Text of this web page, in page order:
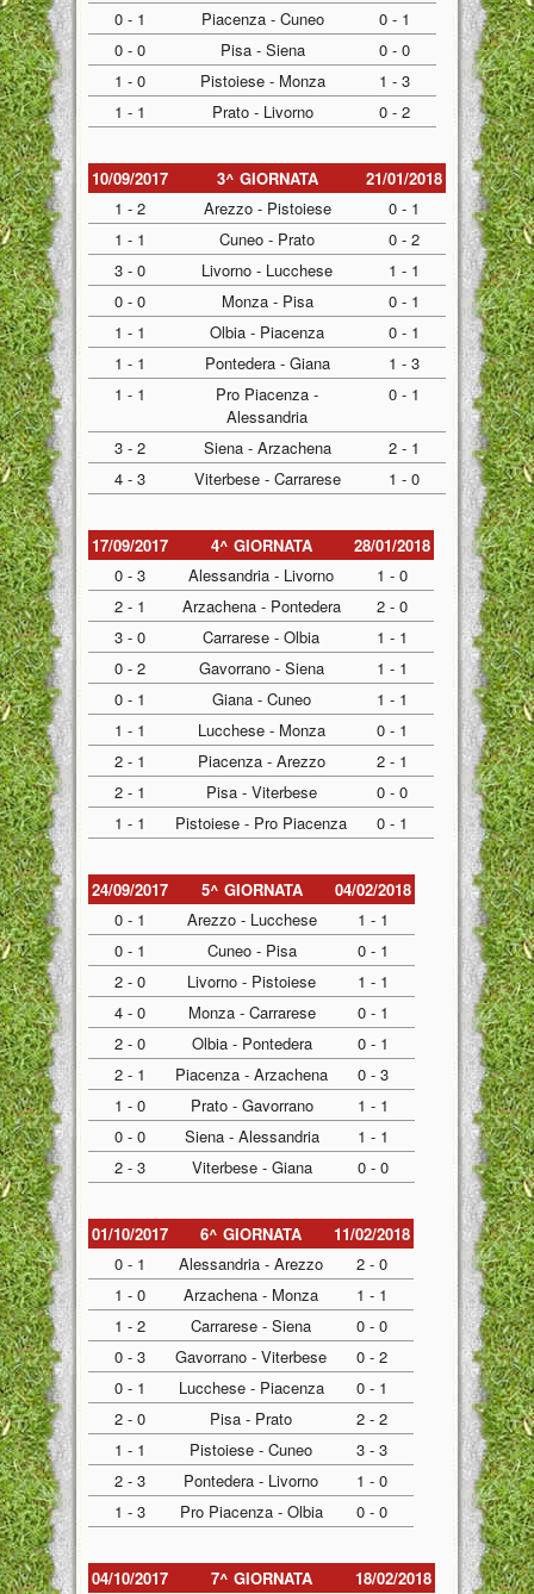
0 - 1
Piacenza - Cuneo
0 - 1
0 - 0
Pisa - Siena
0 - 0
1 - 0
Pistoiese - Monza
1 - 3
1 - 1
Prato - Livorno 0 - 2
10/09/2017 3^ GIORNATA
21/01/2018
1 - 2
Arezzo - Pistoiese
0 - 1
1 - 1
Cuneo - Prato
0 - 2
3 - 0
Livorno - Lucchese
1 - 1
0 - 0
Monza - Pisa
0 - 1
1 - 1
Olbia - Piacenza
0 - 1
1 - 1
Pontedera - Giana
1 - 3
1 - 1
Pro Piacenza -
Alessandria
0 - 1
3 - 2 Siena - Arzachena
2 - 1
4 - 3
Viterbese - Carrarese 1 - 0
17/09/2017 4^ GIORNATA
28/01/2018
0 - 3
Alessandria - Livorno
1 - 0
2 - 1
Arzachena - Pontedera
2 - 0
3 - 0
Carrarese - Olbia
1 - 1
0 - 2
Gavorrano - Siena
1 - 1
0 - 1
Giana - Cuneo
1 - 1
1 - 1
Lucchese - Monza
0 - 1
2 - 1
Piacenza - Arezzo
2 - 1
2 - 1
Pisa - Viterbese
0 - 0
1 - 1
Pistoiese - Pro Piacenza 0 - 1
24/09/2017 5^ GIORNATA
04/02/2018
0 - 1
Arezzo - Lucchese
1 - 1
0 - 1
Cuneo - Pisa
0 - 1
2 - 0
Livorno - Pistoiese
1 - 1
4 - 0
Monza - Carrarese
0 - 1
2 - 0
Olbia - Pontedera
0 - 1
2 - 1
Piacenza - Arzachena
0 - 3
1 - 0
Prato - Gavorrano
1 - 1
0 - 0
Siena - Alessandria
1 - 1
2 - 3
Viterbese - Giana 0 - 0
01/10/2017 6^ GIORNATA
11/02/2018
0 - 1
Alessandria - Arezzo
2 - 0
1 - 0
Arzachena - Monza
1 - 1
1 - 2
Carrarese - Siena
0 - 0
0 - 3
Gavorrano - Viterbese
0 - 2
0 - 1
Lucchese - Piacenza
0 - 1
2 - 0
Pisa - Prato
2 - 2
1 - 1
Pistoiese - Cuneo
3 - 3
2 - 3
Pontedera - Livorno
1 - 0
1 - 3
Pro Piacenza - Olbia 0 - 0
04/10/2017 7^ GIORNATA 18/02/2018